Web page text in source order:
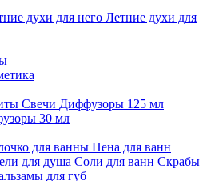
духи для него Летние духи для
Свечи Диффузоры 125 мл
30 мл
для ванны Пена для ванн
для душа Соли для ванн Скрабы
для губ